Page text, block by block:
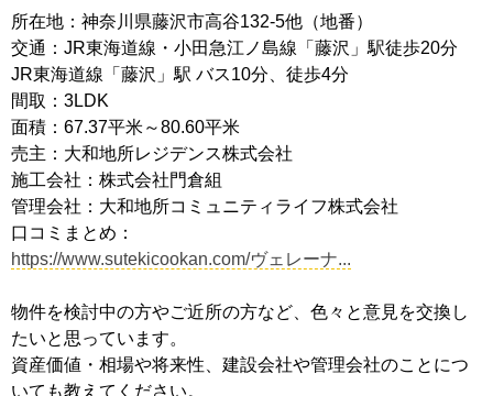
所在地：神奈川県藤沢市高谷132-5他（地番）
交通：JR東海道線・小田急江ノ島線「藤沢」駅徒歩20分
JR東海道線「藤沢」駅 バス10分、徒歩4分
間取：3LDK
面積：67.37平米～80.60平米
売主：大和地所レジデンス株式会社
施工会社：株式会社門倉組
管理会社：大和地所コミュニティライフ株式会社
口コミまとめ：
https://www.sutekicookan.com/ヴェレーナ...
物件を検討中の方やご近所の方など、色々と意見を交換し
たいと思っています。
資産価値・相場や将来性、建設会社や管理会社のことにつ
いても教えてください。